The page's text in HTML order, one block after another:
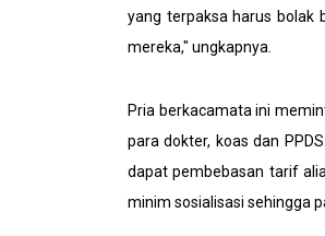
yang terpaksa harus bolak
mereka," ungkapnya.
Pria berkacamata ini
para dokter, koas dan
dapat pembebasan tarif
minim sosialisasi sehingga